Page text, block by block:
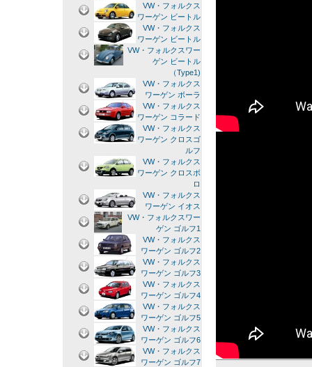
VW・フォルクス
ワーゲン ビートル
VW・フォルクス
ワーゲン ビートル
VW・フォルクスワー
ゲン ビートル
（Type1)
VW・フォルクス
ワーゲン ボーラ
VW・フォルクス
ワーゲン コラード
VW・フォルクス
ワーゲン クロスゴ
ルフ
VW・フォルクス
ワーゲン クロスボ
ロ
VW・フォルクス
ワーゲン イオス
VW・フォルクスワー
ゲン ゴルフ1
VW・フォルクス
ワーゲン ゴルフ2
VW・フォルクス
ワーゲン ゴルフ3
VW・フォルクス
ワーゲン ゴルフ4
VW・フォルクス
ワーゲン ゴルフ5
VW・フォルクス
ワーゲン ゴルフ6
VW・フォルクス
ワーゲン ゴルフ7